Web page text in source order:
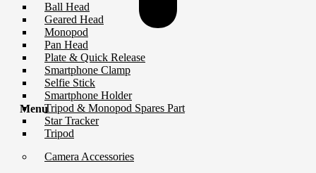
Ball Head
Geared Head
Monopod
Pan Head
Plate & Quick Release
Smartphone Clamp
Selfie Stick
Smartphone Holder
Tripod & Monopod Spares Part
Star Tracker
Tripod
Camera Accessories
Menu